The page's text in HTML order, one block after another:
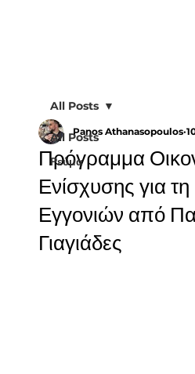
All Posts
Ρεύμα
All Posts
Πρόγραμμα
Ενίσχυσης για
Εγγονιών από
Γιαγιάδες
Panos Athanasopoulos